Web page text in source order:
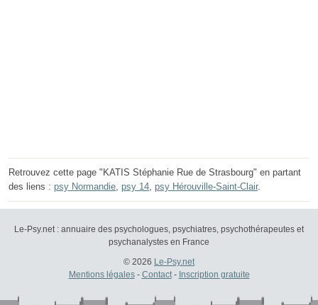
Retrouvez cette page "KATIS Stéphanie Rue de Strasbourg" en partant
des liens : psy Normandie psy 14 psy Hérouville-Saint-Clair.
Le-Psy.net : annuaire des psychologues, psychiatres, psychothérapeutes et
psychanalystes en France
© 2026 Le-Psy.net
Mentions légales- Contact- Inscription gratuite